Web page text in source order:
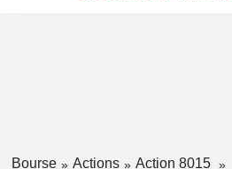
Bourse Actions
Action 8015